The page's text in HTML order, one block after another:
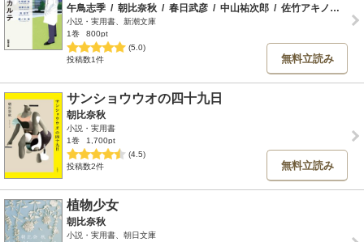
午鳥志季 / 朝比奈秋 / 春日武彦 / 中山祐次郎 / 佐竹アキノリ
小説・実用書、新潮文庫
1巻
800pt
(5.0)
投稿数1件
無料立読み
サンショウウオの四十九日
朝比奈秋
小説・実用書
1巻
1,700pt
(4.5)
投稿数2件
無料立読み
植物少女
朝比奈秋
小説・実用書、朝日文庫